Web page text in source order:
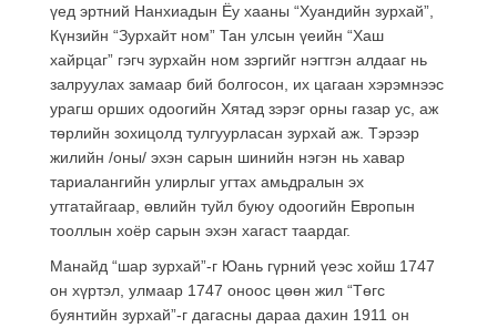
үед эртний Нанхиадын Ёу хааны “Хуандийн зурхай”,
Күнзийн “Зурхайт ном” Тан улсын үеийн “Хаш
хайрцаг” гэгч зурхайн ном зэргийг нэгтгэн алдааг нь
залруулах замаар бий болгосон, их цагаан хэрэмнээс
урагш орших одоогийн Хятад зэрэг орны газар ус, аж
төрлийн зохицолд тулгуурласан зурхай аж. Тэрээр
жилийн /оны/ эхэн сарын шинийн нэгэн нь хавар
тариалангийн улирлыг угтах амьдралын эх
утгатайгаар, өвлийн туйл буюу одоогийн Европын
тооллын хоёр сарын эхэн хагаст таардаг.
Манайд “шар зурхай”-г Юань гүрний үеэс хойш 1747
он хүртэл, улмаар 1747 оноос цөөн жил “Төгс
буянтийн зурхай”-г дагасны дараа дахин 1911 он